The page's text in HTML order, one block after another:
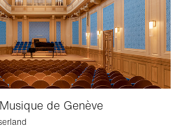
de Genève